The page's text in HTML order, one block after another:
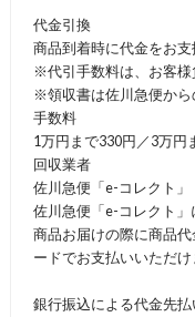
代金引換
商品到着時に代金をお支
※代引手数料は、お客様
※領収書は佐川急便から
手数料
1万円まで330円／3万円
回収業者
佐川急便「e-コレクト
佐川急便「e-コレクト」
商品お届けの際に商品
ードでお支払いいただけ
銀行振込による代金先払